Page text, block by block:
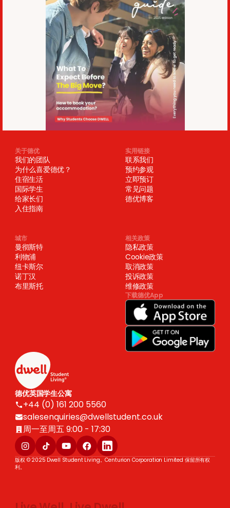
关于德优
我们的团队
为什么喜爱德优？
住宿生活
国际学生
给家长们
入住指南
实用链接
联系我们
预约参观
立即预订
常见问题
德优博客
城市
曼彻斯特
利物浦
纽卡斯尔
诺丁汉
布里斯托
相关政策
隐私政策
Cookie政策
取消政策
投诉政策
维修政策
下载德优App
德优英国学生公寓
+44 (0) 161 200 5560
salesenquiries@dwellstudent.co.uk
周一至周五 9:00 - 17:30
版权 © 2025 Dwell Student Living。Centurion Corporation Limited 保留所有权
利。